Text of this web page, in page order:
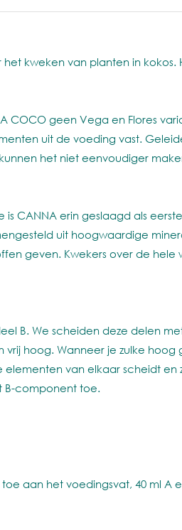
kweken van planten in
COCO geen Vega en Flores
uit de voeding vast.
het niet eenvoudiger
CANNA erin geslaagd als
uit hoogwaardige
geven. Kwekers over de hele
B. We scheiden deze delen
hoog. Wanneer je zulke
van elkaar scheidt
B-component toe.
aan het voedingsvat, 40 ml A